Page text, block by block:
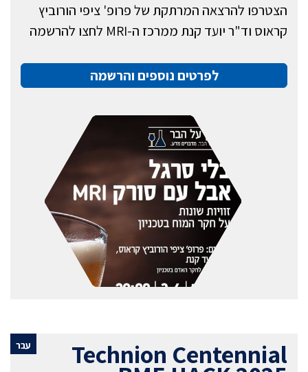
הצטרפו להרצאה המרתקת של פרופ' ציפי הורוביץ
קראוס וד"ר יועד קנת ממרכז ה-MRI לחצו להרשמה
לפרטים נוספים והרשמה
עבר Technion Centennial